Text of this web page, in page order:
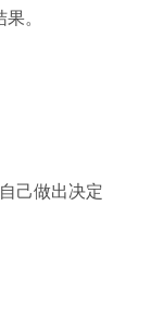
。
己做出决定